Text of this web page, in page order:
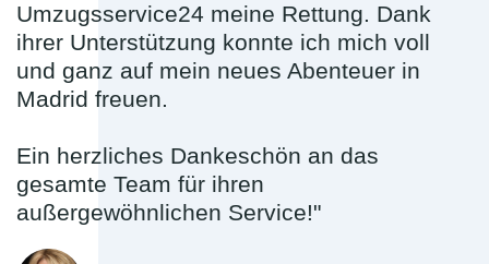
Umzugsservice24 meine Rettung. Dank
ihrer Unterstützung konnte ich mich voll
und ganz auf mein neues Abenteuer in
Madrid freuen.
Ein herzliches Dankeschön an das
gesamte Team für ihren
außergewöhnlichen Service!"